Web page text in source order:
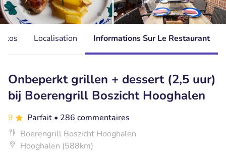
Localisation Informations Sur Le Restaurant
Onbeperkt grillen + dessert (2,5 uur)
bij Boerengrill Boszicht Hooghalen
9 Parfait • 286 commentaires
Boerengrill Boszicht Hooghalen
Hooghalen (588km)